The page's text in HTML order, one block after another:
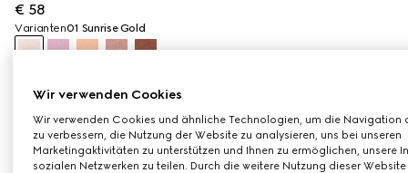
€ 58
Varianten01 Sunrise Gold
Wir verwenden Cookies
Wir verwenden Cookies und ähnliche Technologien, um die Navigation
zu verbessern, die Nutzung der Website zu analysieren, uns bei unseren
Marketingaktivitäten zu unterstützen und Ihnen zu ermöglichen, unsere
sozialen Netzwerken zu teilen. Durch die weitere Nutzung dieser